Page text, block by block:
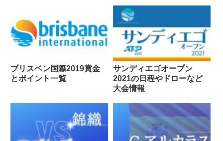
ブリスベン国際2019賞金
とポイント一覧
サンディエゴオープン
2021の日程やドローなど
大会情報